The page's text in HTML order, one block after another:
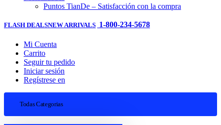
Puntos TianDe – Satisfacción con la compra
FLASH DEALSNEW ARRIVALS 1-800-234-5678
Mi Cuenta
Carrito
Seguir tu pedido
Iniciar sesión
Regístrese en
Todas Categorias